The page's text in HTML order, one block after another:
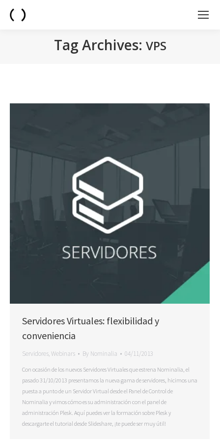
Tag Archives: VPS
Servidores Virtuales: flexibilidad y
conveniencia
Servidores,Webinars By Nominalia 04/11/2013
Con ocasión de los nuevos Servidores Virtuales que estrena Nominalia, el
pasado 31/10/2013 presentamos la nueva gama de servidores, hicimos una
puesta a punto de un Servidor Virtual desde el Panel de Control de
Nominalia y vimos cómo es su administración con el panel de
administración Plesk. Aquí puedes ver la formación sobre Plesk y
descargarte el tutorial desde Slideshare, ¡te puede ser muy útil!